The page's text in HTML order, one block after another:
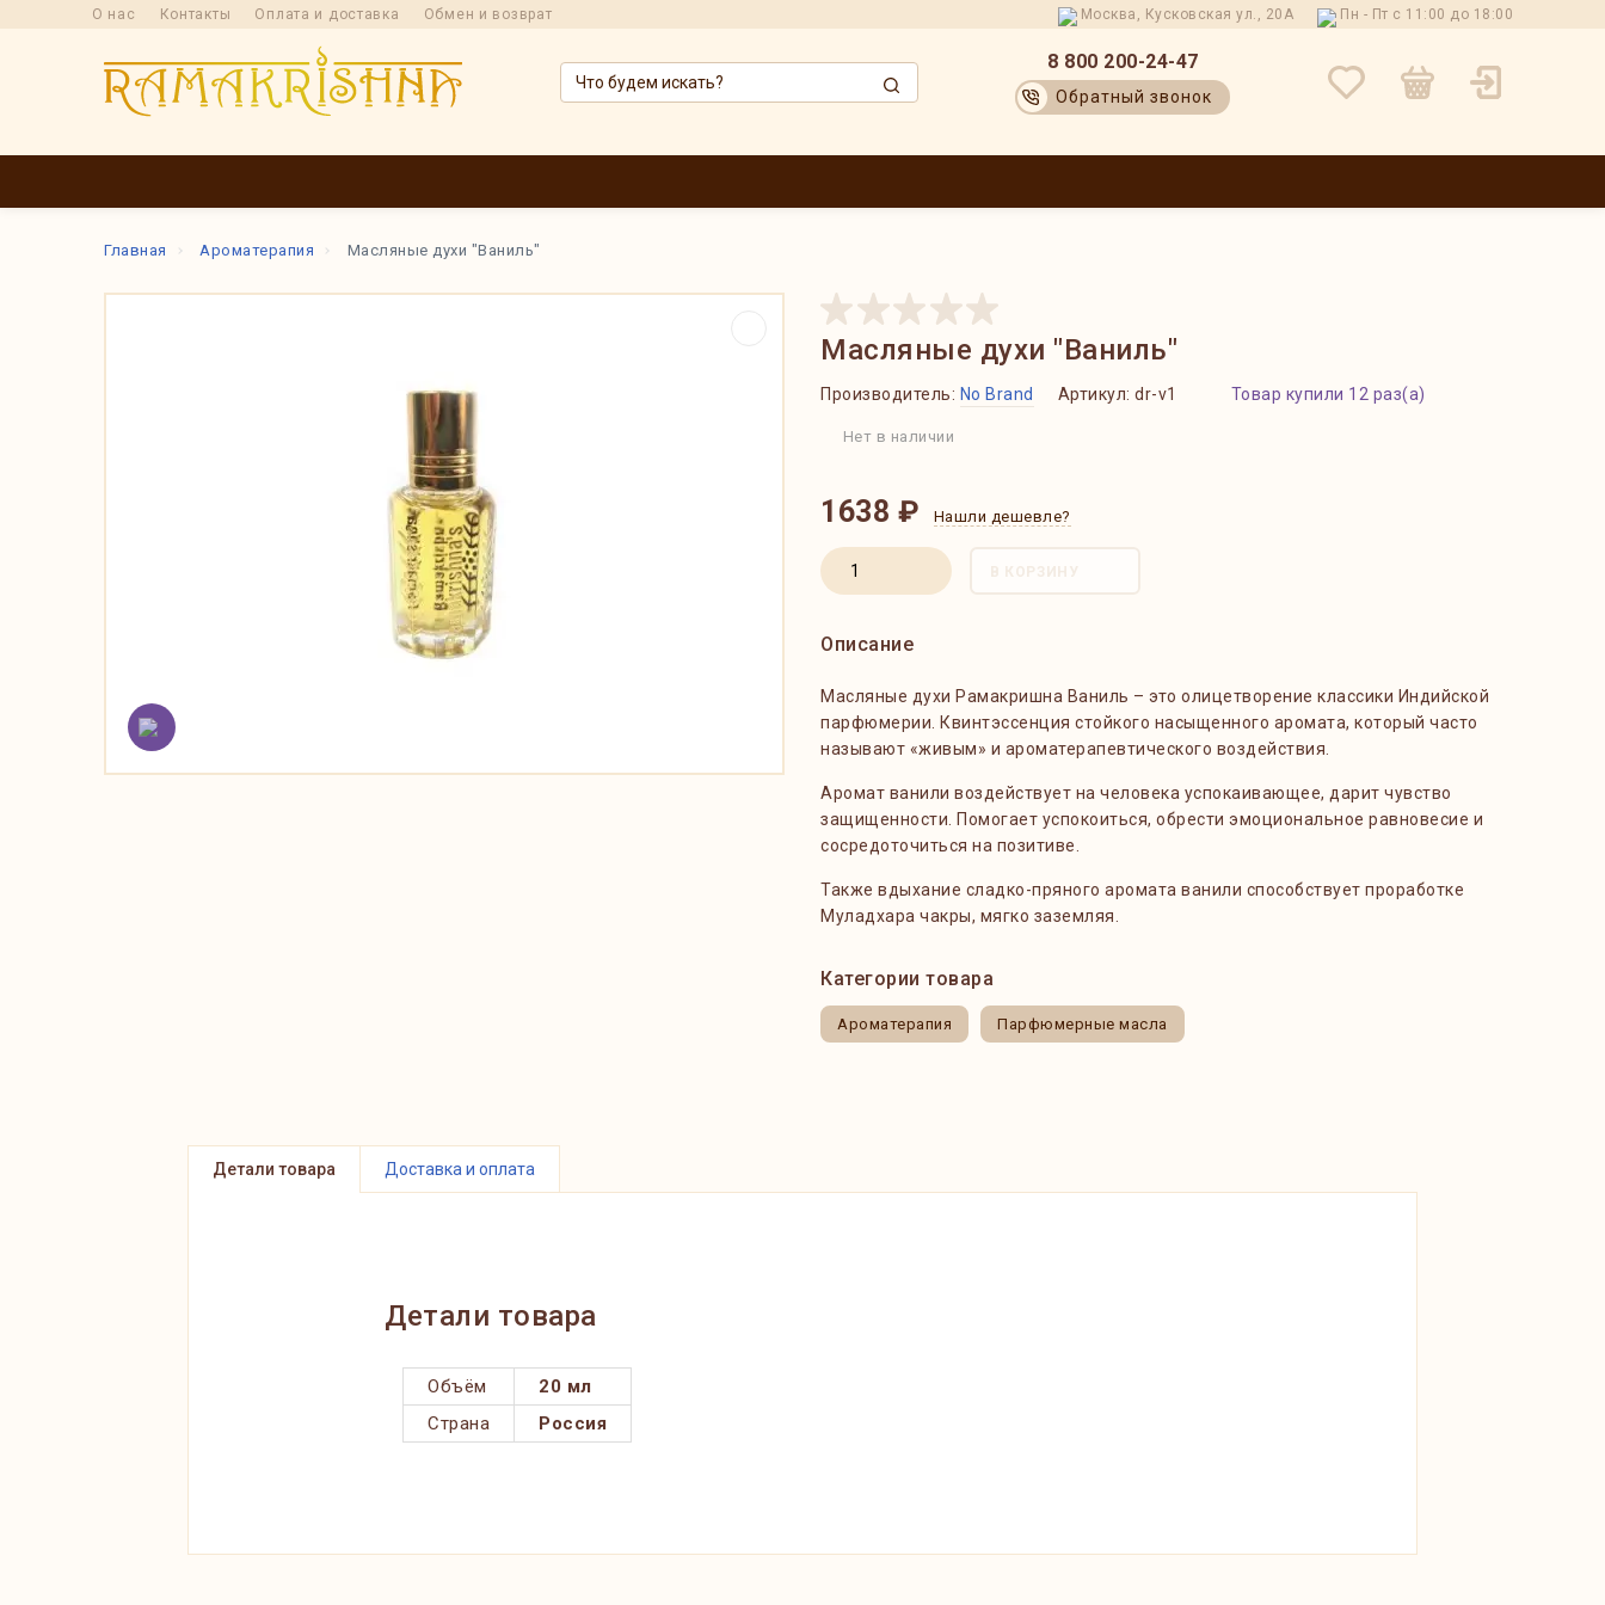
О нас Контакты Оплата и доставка Обмен и возврат Москва, Кусковская ул., 20А Пн - Пт с 11:00 до 18:00
8 800 200-24-47
Обратный звонок
Главная Ароматерапия Масляные духи "Ваниль"
Масляные духи "Ваниль"
Производитель: No Brand Артикул: dr-v1 Товар купили 12 раз(а)
Нет в наличии
1638 ₽ Нашли дешевле?
В КОРЗИНУ
Описание
Масляные духи Рамакришна Ваниль – это олицетворение классики Индийской
парфюмерии. Квинтэссенция стойкого насыщенного аромата, который часто
называют «живым» и ароматерапевтического воздействия.
Аромат ванили воздействует на человека успокаивающее, дарит чувство
защищенности. Помогает успокоиться, обрести эмоциональное равновесие и
сосредоточиться на позитиве.
Также вдыхание сладко-пряного аромата ванили способствует проработке
Муладхара чакры, мягко заземляя.
Категории товара
Ароматерапия Парфюмерные масла
Детали товара Доставка и оплата
Детали товара
Объём
20 мл
Страна
Россия